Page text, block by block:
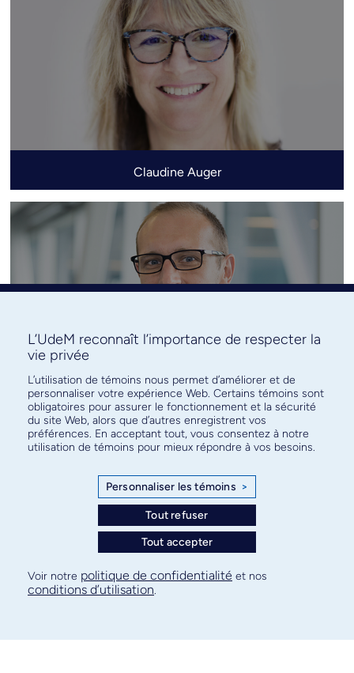
Claudine Auger
Greg fitzharris
L’UdeM reconnaît l’importance de respecter la
vie privée
L’utilisation de témoins nous permet d’améliorer et de
personnaliser votre expérience Web. Certains témoins sont
obligatoires pour assurer le fonctionnement et la sécurité
du site Web, alors que d’autres enregistrent vos
préférences. En acceptant tout, vous consentez à notre
utilisation de témoins pour mieux répondre à vos besoins.
Personnaliser les témoins >
Tout refuser
Tout accepter
Voir notre politique de confidentialité et nos
conditions d’utilisation.